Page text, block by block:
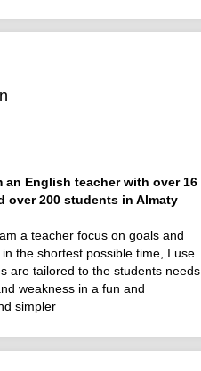
an English teacher with over 16
over 200 students in Almaty
a teacher focus on goals and
the shortest possible time, I use
are tailored to the students needs
weakness in a fun and
simpler